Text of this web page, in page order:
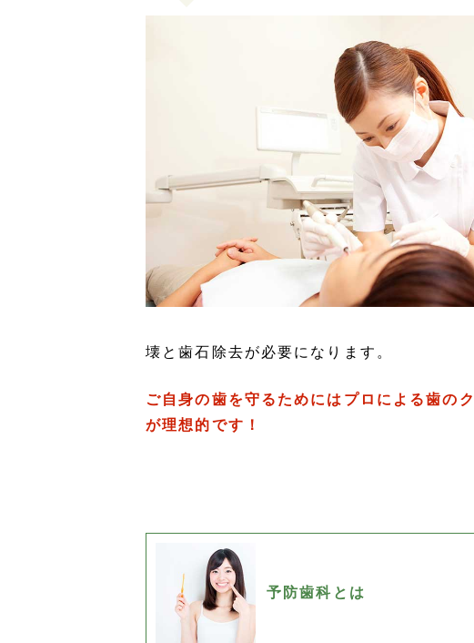
壊と歯石除去が必要になります。
ご自身の歯を守るためにはプロによる歯の
が理想的です！
予防歯科とは